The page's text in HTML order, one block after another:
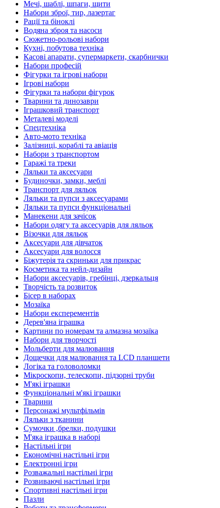
Мечі, шаблі, шпаги, щити
Набори зброї, тир, лазертаг
Рації та біноклі
Водяна зброя та насоси
Сюжетно-рольові набори
Кухні, побутова техніка
Касові апарати, супермаркети, скарбнички
Набори професій
Фігурки та ігрові набори
Ігрові набори
Фігурки та набори фігурок
Тварини та динозаври
Іграшковий транспорт
Металеві моделі
Спецтехніка
Авто-мото техніка
Залізниці, кораблі та авіація
Набори з транспортом
Гаражі та треки
Ляльки та аксесуари
Будиночки, замки, меблі
Транспорт для ляльок
Ляльки та пупси з аксесуарами
Ляльки та пупси функціональні
Манекени для зачісок
Набори одягу та аксесуарів для ляльок
Візочки для ляльок
Аксесуари для дівчаток
Аксесуари для волосся
Біжутерія та скриньки для прикрас
Косметика та нейл-дизайн
Набори аксесуарів, гребінці, дзеркальця
Творчість та розвиток
Бісер в наборах
Мозаїка
Набори експерементів
Дерев'яна іграшка
Картини по номерам та алмазна мозаїка
Набори для творчості
Мольберти для малювання
Дощечки для малювання та LCD планшети
Логіка та головоломки
Мікроскопи, телескопи, підзорні труби
М'які іграшки
Функціональні м'які іграшки
Тварини
Персонажі мультфільмів
Ляльки з тканини
Сумочки ,брелки, подушки
М'яка іграшка в наборі
Настільні ігри
Економічні настільні ігри
Електронні ігри
Розважальні настільні ігри
Розвиваючі настільні ігри
Спортивні настільні ігри
Пазли